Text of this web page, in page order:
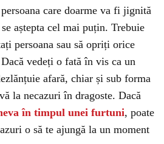
care doarme va fi jignită
aștepta cel mai puțin. Trebuie
persoana sau să opriți orice
vedeți o fată în vis ca un
afară, chiar și sub forma
la necazuri în dragoste. Dacă
în timpul unei furtuni, poate
o să te ajungă la un moment